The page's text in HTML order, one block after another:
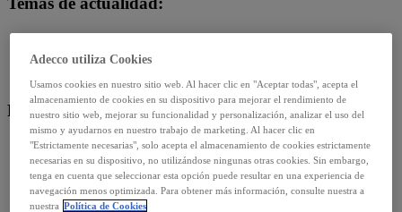
Reskilling y upskilling
Recursos:
Artículos
Infografías
Informes
Podcast
Adecco utiliza Cookies
Usamos cookies en nuestro sitio web. Al hacer clic en "Aceptar todas", acepta el
almacenamiento de cookies en su dispositivo para mejorar el rendimiento de
nuestro sitio web, mejorar su funcionalidad y personalización, analizar el uso del
mismo y ayudarnos en nuestro trabajo de marketing. Al hacer clic en
"Estrictamente necesarias", solo acepta el almacenamiento de cookies estrictamente
necesarias en su dispositivo, no utilizándose ningunas otras cookies. Sin embargo,
tenga en cuenta que seleccionar esta opción puede resultar en una experiencia de
navegación menos optimizada. Para obtener más información, consulte nuestra a
nuestra Política de Cookies